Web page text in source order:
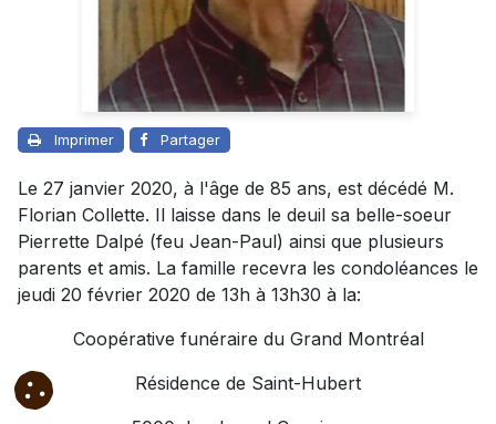
Imprimer Partager
Le 27 janvier 2020, à l'âge de 85 ans, est décédé M.
Florian Collette. Il laisse dans le deuil sa belle-soeur
Pierrette Dalpé (feu Jean-Paul) ainsi que plusieurs
parents et amis. La famille recevra les condoléances le
jeudi 20 février 2020 de 13h à 13h30 à la:
Coopérative funéraire du Grand Montréal
Résidence de Saint-Hubert